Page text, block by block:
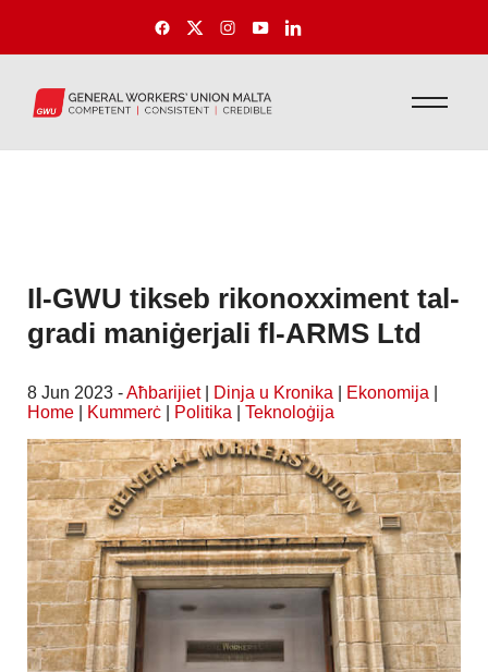
Il-GWU tikseb rikonoxximent tal-
gradi maniġerjali fl-ARMS Ltd
8 Jun 2023 -Aħbarijiet| Dinja u Kronika Ekonomija
Home
Kummerċ Politika Teknoloġija